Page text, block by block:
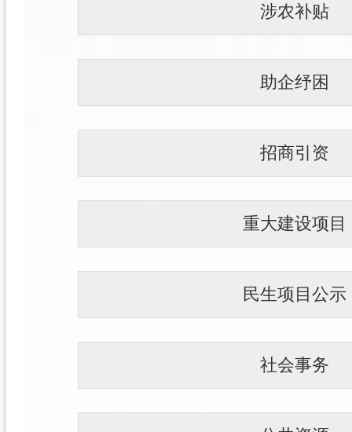
涉农补贴
助企纾困
招商引资
重大建设项目
民生项目公示
社会事务